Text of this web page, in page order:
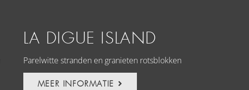
LA DIGUE ISLAND
Parelwitte stranden en granieten rotsblokken
MEER INFORMATIE